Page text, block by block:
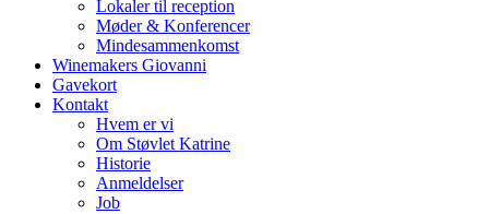
Lokaler til reception
Møder & Konferencer
Mindesammenkomst
Winemakers Giovanni
Gavekort
Kontakt
Hvem er vi
Om Støvlet Katrine
Historie
Anmeldelser
Job